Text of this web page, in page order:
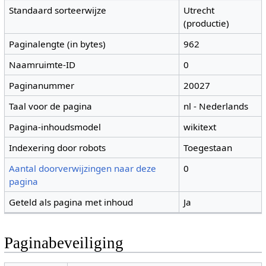
Standaard sorteerwijze
Utrecht
(productie)
Paginalengte (in bytes)
962
Naamruimte-ID
0
Paginanummer
20027
Taal voor de pagina
nl - Nederlands
Pagina-inhoudsmodel
wikitext
Indexering door robots
Toegestaan
Aantal doorverwijzingen naar deze
pagina
0
Geteld als pagina met inhoud Ja
Paginabeveiliging